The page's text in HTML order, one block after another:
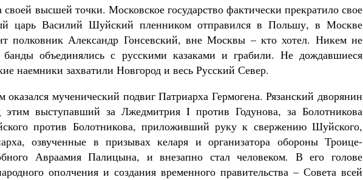
высшей точки. Московское государство фактически прекратило свое
царь Василий Шуйский пленником отправился в Польшу, в Москве
полковник Александр Гонсевский, вне Москвы – кто хотел. Никем не
банды объединялись с русскими казаками и грабили. Не дождавшиеся
наемники захватили Новгород и весь Русский Север.
мученический подвиг Патриарха Гермогена. Рязанский дворянин
выступавший за Лжедмитрия I против Годунова, за Болотникова
против Болотникова, приложивший руку к свержению Шуйского,
озвученные в призывах келаря и организатора обороны Троице-
Авраамия Палицына, и внезапно стал человеком. В его голове
ополчения и создания временного правительства – Совета всей